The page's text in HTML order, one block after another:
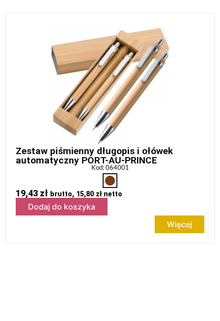
Zestaw piśmienny długopis i ołówek
automatyczny PORT-AU-PRINCE
Kod: 064001
19,43 zł brutto, 15,80 złnetto
Dodaj do koszyka
Więcej